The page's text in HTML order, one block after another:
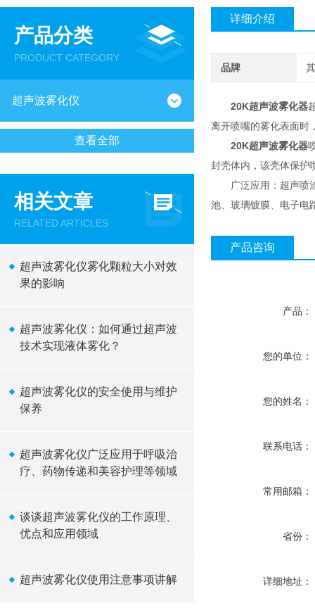
产品分类
PRODUCT CATEGORY
超声波雾化仪
查看全部
相关文章
RELATED ARTICLES
超声波雾化仪雾化颗粒大小对效
果的影响
超声波雾化仪：如何通过超声波
技术实现液体雾化？
超声波雾化仪的安全使用与维护
保养
超声波雾化仪广泛应用于呼吸治
疗、药物传递和美容护理等领域
谈谈超声波雾化仪的工作原理、
优点和应用领域
超声波雾化仪使用注意事项讲解
详细介绍
品牌
20K超声波雾化器
离开喷嘴的雾化表面时
20K超声波雾化器
封壳体内，该壳体保护
广泛应用：超声喷涂
池、玻璃镀膜、电子电
产品咨询
产品：
您的单位：
您的姓名：
联系电话：
常用邮箱：
省份：
详细地址：